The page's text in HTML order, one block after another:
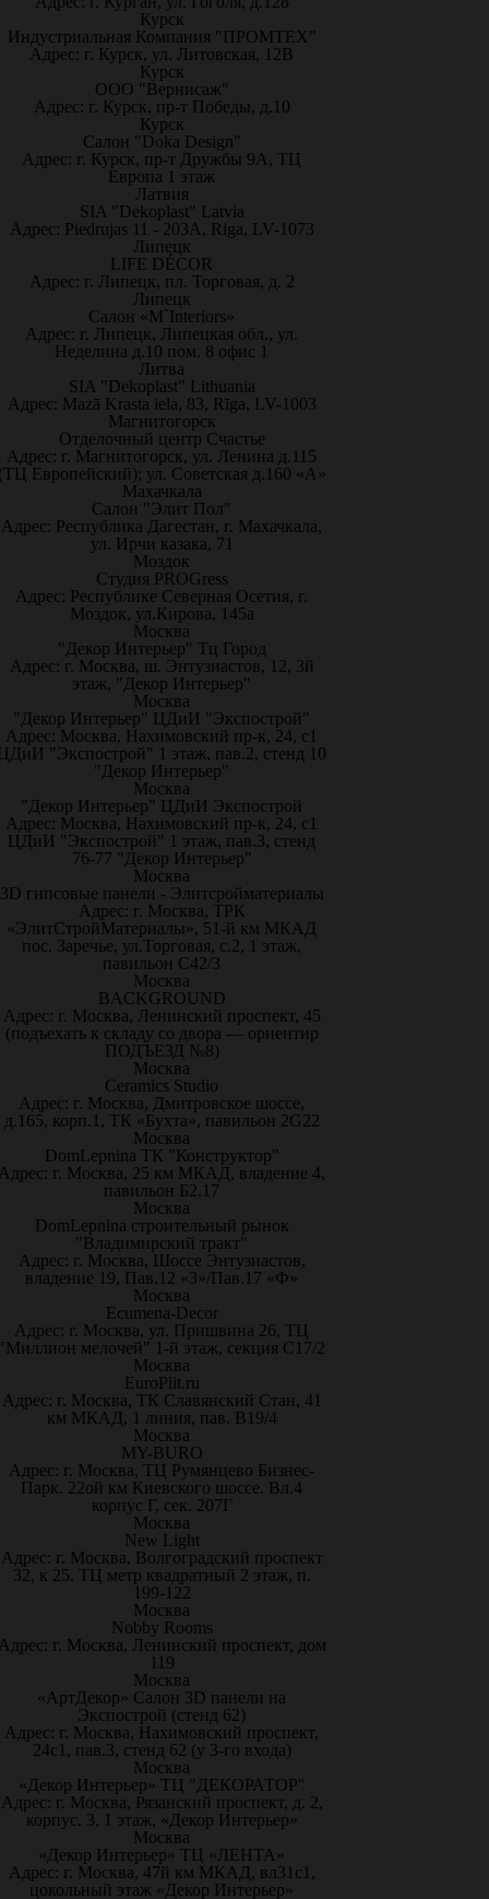
Курск
Индустриальная Компания "ПРОМТЕХ"
Адрес: г. Курск, ул. Литовская, 12В
Курск
ООО "Вернисаж"
Адрес: г. Курск, пр-т Победы, д.10
Курск
Салон "Doka Design"
Адрес: г. Курск, пр-т Дружбы 9А, ТЦ
Европа 1 этаж
Латвия
SIA "Dekoplast" Latvia
Адрес: Piedrujas 11 - 203A, Riga, LV-1073
Липецк
LIFE DÉCOR
Адрес: г. Липецк, пл. Торговая, д. 2
Липецк
Салон «M`Interiors»
Адрес: г. Липецк, Липецкая обл., ул.
Неделина д.10 пом. 8 офис 1
Литва
SIA "Dekoplast" Lithuania
Адрес: Mazā Krasta iela, 83, Rīga, LV-1003
Магнитогорск
Отделочный центр Счастье
Адрес: г. Магнитогорск, ул. Ленина д.115
Европейский); ул. Советская д.160 «А»
Махачкала
Салон "Элит Пол"
Адрес: Республика Дагестан, г. Махачкала,
ул. Ирчи казака, 71
Моздок
Студия PROGress
Адрес: Республике Северная Осетия, г.
Моздок, ул.Кирова, 145а
Москва
"Декор Интерьер" Тц Город
Адрес: г. Москва, ш. Энтузиастов, 12, 3й
этаж, "Декор Интерьер"
Москва
"Декор Интерьер" ЦДиИ "Экспострой"
Адрес: Москва, Нахимовский пр-к, 24, с1
"Экспострой" 1 этаж, пав.2, стенд 10
"Декор Интерьер"
Москва
"Декор Интерьер" ЦДиИ Экспострой
Адрес: Москва, Нахимовский пр-к, 24, с1
ЦДиИ "Экспострой" 1 этаж, пав.3, стенд
76-77 "Декор Интерьер"
Москва
3D гипсовые панели - Элитсройматериалы
Адрес: г. Москва, ТРК
«ЭлитСтройМатериалы», 51-й км МКАД
пос. Заречье, ул.Торговая, с.2, 1 этаж,
павильон С42/3
Москва
BACKGROUND
Адрес: г. Москва, Ленинский проспект, 45
(подъехать к складу со двора — ориентир
ПОДЪЕЗД №8)
Москва
Ceramics Studio
Адрес: г. Москва, Дмитровское шоссе,
д.165, корп.1, ТК «Бухта», павильон 2G22
Москва
DomLepnina ТК "Конструктор"
г. Москва, 25 км МКАД, владение 4,
павильон Б2.17
Москва
DomLepnina строительный рынок
"Владимирский тракт"
Адрес: г. Москва, Шоссе Энтузиастов,
владение 19, Пав.12 «З»/Пав.17 «Ф»
Москва
Ecumena-Decor
Адрес: г. Москва, ул. Пришвина 26, ТЦ
мелочей" 1-й этаж, секция С17/2
Москва
EuroPlit.ru
Адрес: г. Москва, ТК Славянский Стан, 41
км МКАД, 1 линия, пав. В19/4
Москва
MY-BURO
Адрес: г. Москва, ТЦ Румянцево Бизнес-
Парк. 22ой км Киевского шоссе. Вл.4
корпус Г, сек. 207Г
Москва
New Light
Адрес: г. Москва, Волгоградский проспект
32, к 25. ТЦ метр квадратный 2 этаж, п.
199-122
Москва
Nobby Rooms
г. Москва, Ленинский проспект, дом
119
Москва
«АртДекор» Салон 3D панели на
Экспострой (стенд 62)
Адрес: г. Москва, Нахимовский проспект,
24с1, пав.3, стенд 62 (у 3-го входа)
Москва
«Декор Интерьер» ТЦ "ДЕКОРАТОР"
Адрес: г. Москва, Рязанский проспект, д. 2,
корпус. 3, 1 этаж, «Декор Интерьер»
Москва
«Декор Интерьер» ТЦ «ЛЕНТА»
Адрес: г. Москва, 47й км МКАД, вл31с1,
цокольный этаж «Декор Интерьер»